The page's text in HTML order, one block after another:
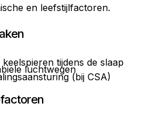
en leefstijlfactoren.
tijdens de slaap
luchtwegen
(bij CSA)